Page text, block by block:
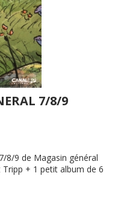
7/8/9
8/9 de Magasin général
+ 1 petit album de 6